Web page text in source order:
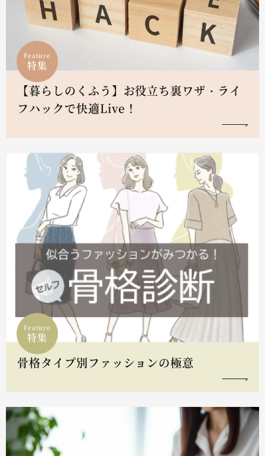
Feature
特集
【暮らしのくふう】お役立ち裏ワザ・ライ
フハックで快適Live！
Feature
特集
骨格タイプ別ファッションの極意